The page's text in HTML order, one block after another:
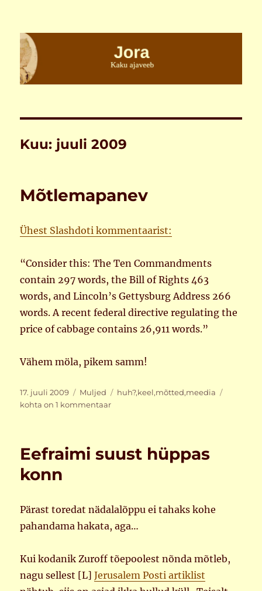
Jora
Kuu: juuli 2009
Mõtlemapanev
Ühest Slashdoti kommentaarist:
“Consider this: The Ten Commandments
contain 297 words, the Bill of Rights 463
words, and Lincoln’s Gettysburg Address 266
words. A recent federal directive regulating the
price of cabbage contains 26,911 words.”
Vähem möla, pikem samm!
Postitatud
17. juuli 2009 Rubriigid
Muljed Sildid
huh?,keel,mõtted,meedia
kohta on 1 kommentaar
Eefraimi suust hüppas
konn
Pärast toredat nädalalõppu ei tahaks kohe
pahandama hakata, aga…
Kui kodanik Zuroff tõepoolest nõnda mõtleb,
nagu sellest [L]Jerusalem Posti artiklist